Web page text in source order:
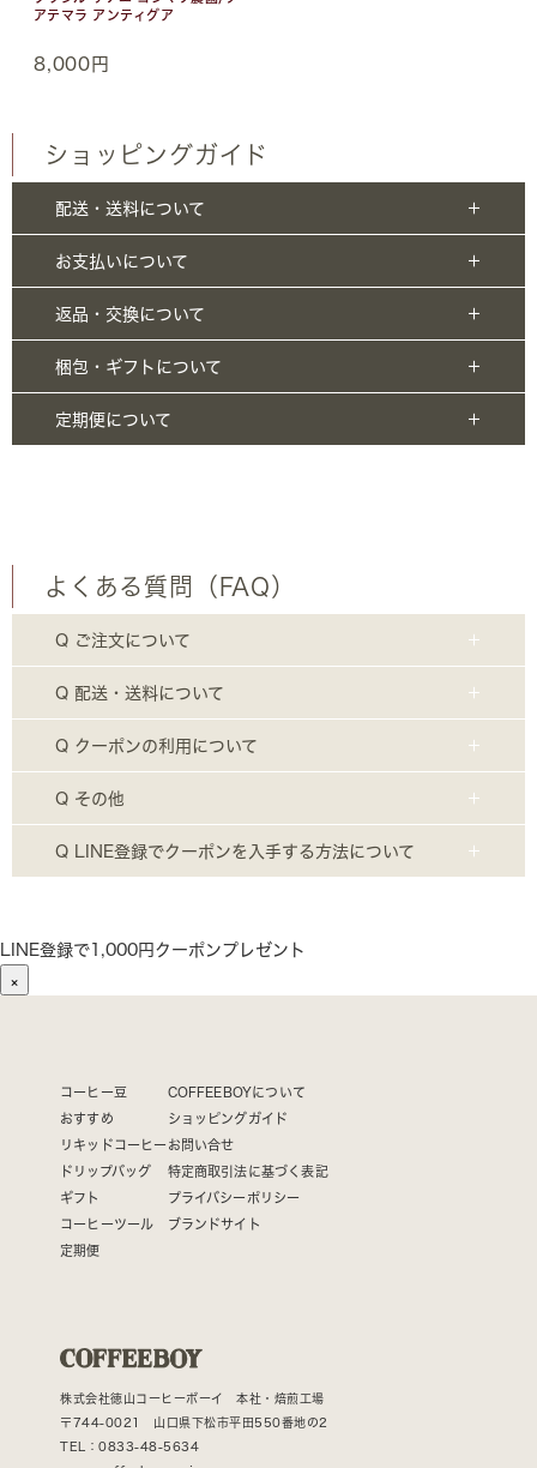
アテマラ アンティグア
8,000円
ショッピングガイド
配送・送料について
お支払いについて
返品・交換について
梱包・ギフトについて
定期便について
よくある質問（FAQ）
Q ご注文について
Q 配送・送料について
Q クーポンの利用について
Q その他
Q LINE登録でクーポンを入手する方法について
LINE登録で1,000円クーポンプレゼント
×
コーヒー豆
おすすめ
リキッドコーヒー
ドリップバッグ
ギフト
コーヒーツール
定期便
COFFEEBOYについて
ショッピングガイド
お問い合せ
特定商取引法に基づく表記
プライバシーポリシー
ブランドサイト
株式会社徳山コーヒーボーイ 本社・焙煎工場
〒744-0021 山口県下松市平田550番地の2
TEL：0833-48-5634